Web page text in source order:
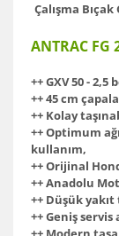
Çalışma
ANTRAC FG
++ GXV 50 -
++ 45 cm
++ Kolay
++ Optimum
kullanım,
++ Orijinal
++ Anadolu
++ Düşük
++ Geniş servis